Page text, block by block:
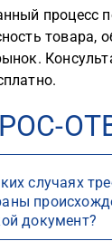
процесс
товара,
случаях
документ?